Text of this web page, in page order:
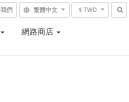
們 繁體中文 $ TWD
網路商店